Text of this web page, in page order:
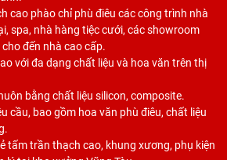
cao phào chỉ phù điêu các công trình nhà
spa, nhà hàng tiệc cưới, các showroom
đến nhà cao cấp.
với đa dạng chất liệu và hoa văn trên thị
bằng chất liệu silicon, composite.
cầu, bao gồm hoa văn phù điêu, chất liệu
tấm trần thạch cao, khung xương, phụ kiện